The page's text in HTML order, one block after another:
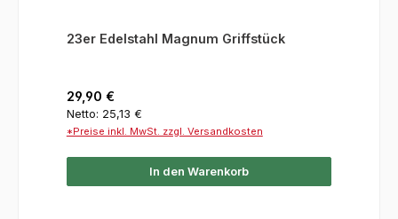
23er Edelstahl Magnum Griffstück
Regulärer Preis:
29,90 €
Netto: 25,13 €
*Preise inkl. MwSt. zzgl. Versandkosten
In den Warenkorb